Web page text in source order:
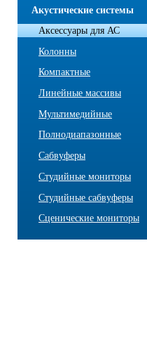
Акустические системы
Аксессуары для АС
Колонны
Компактные
Линейные массивы
Мультимедийные
Полнодиапазонные
Сабвуферы
Студийные мониторы
Студийные сабвуферы
Сценические мониторы